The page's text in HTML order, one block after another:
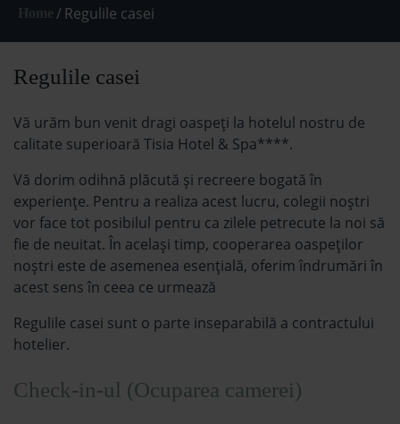
/ Regulile casei
Regulile casei
Vă urăm bun venit dragi oaspeţi la hotelul nostru de
calitate superioară Tisia Hotel & Spa****.
Vă dorim odihnă plăcută şi recreere bogată în
experiențe. Pentru a realiza acest lucru, colegii noștri
vor face tot posibilul pentru ca zilele petrecute la noi să
fie de neuitat. În același timp, cooperarea oaspeților
noștri este de asemenea esențială, oferim îndrumări în
acest sens în ceea ce urmează
Regulile casei sunt o parte inseparabilă a contractului
hotelier.
Check-in-ul (Ocuparea camerei)